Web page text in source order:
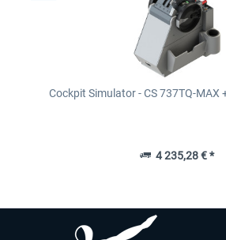
Cockpit Simulator - CS 737TQ-MAX
4 235,28 € *